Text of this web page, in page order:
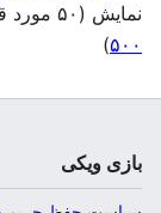
نمایش ( ۵۰ مورد قبلی
۵۰۰)
بازی ویکی